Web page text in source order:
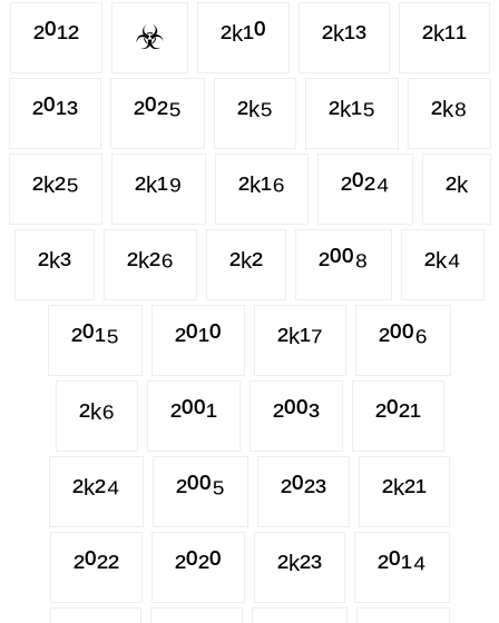
²⁰¹² ☣ ²ᵏ¹⁰ ²ᵏ¹³ ²ᵏ¹¹
²⁰¹³ ²⁰²⁵ ²ᵏ⁵ ²ᵏ¹⁵ ²ᵏ⁸
²ᵏ²⁵ ²ᵏ¹⁹ ²ᵏ¹⁶ ²⁰²⁴ ²ᵏ
²ᵏ³ ²ᵏ²⁶ ²ᵏ² ²⁰⁰⁸ ²ᵏ⁴
²⁰¹⁵ ²⁰¹⁰ ²ᵏ¹⁷ ²⁰⁰⁶
²ᵏ⁶ ²⁰⁰¹ ²⁰⁰³ ²⁰²¹
²ᵏ²⁴ ²⁰⁰⁵ ²⁰²³ ²ᵏ²¹
²⁰²² ²⁰²⁰ ²ᵏ²³ ²⁰¹⁴